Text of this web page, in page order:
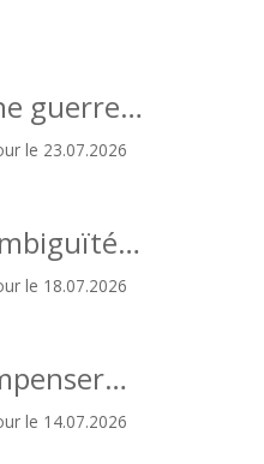
guerre…
le 23.07.2026
le 18.07.2026
le 14.07.2026